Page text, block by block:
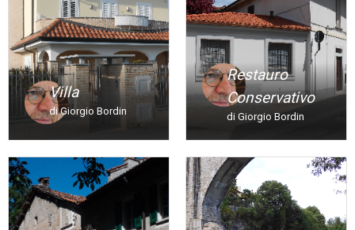
Villa
di Giorgio Bordin
Restauro
Conservativo
di Giorgio Bordin